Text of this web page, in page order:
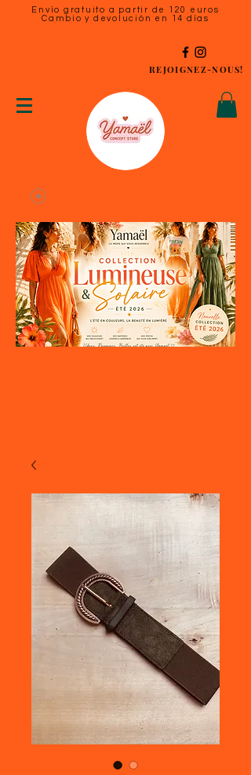
Envío gratuito a partir de 120 euros
Cambio y devolución en 14 días
REJOIGNEZ-NOUS!